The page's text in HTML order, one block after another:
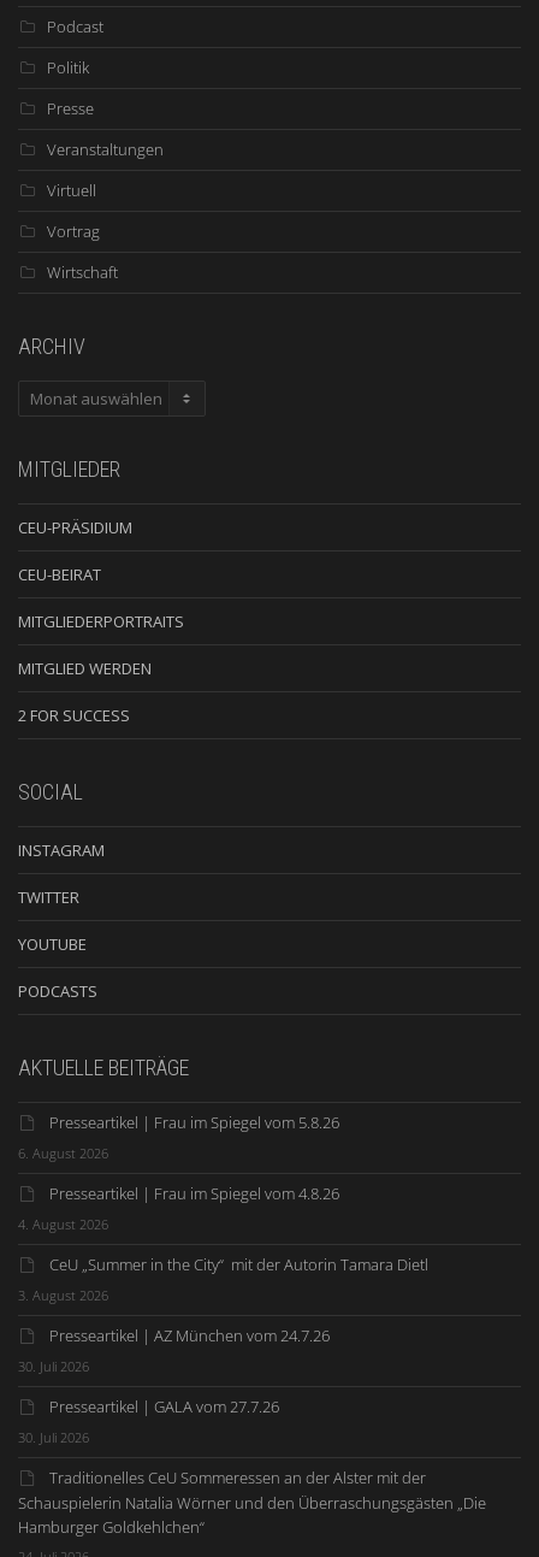
Podcast
Politik
Presse
Veranstaltungen
Virtuell
Vortrag
Wirtschaft
ARCHIV
ARCHIV
MITGLIEDER
CEU-PRÄSIDIUM
CEU-BEIRAT
MITGLIEDERPORTRAITS
MITGLIED WERDEN
2 FOR SUCCESS
SOCIAL
INSTAGRAM
TWITTER
YOUTUBE
PODCASTS
AKTUELLE BEITRÄGE
Presseartikel | Frau im Spiegel vom 5.8.26
6. August 2026
Presseartikel | Frau im Spiegel vom 4.8.26
4. August 2026
CeU „Summer in the City“ mit der Autorin Tamara Dietl
3. August 2026
Presseartikel | AZ München vom 24.7.26
30. Juli 2026
Presseartikel | GALA vom 27.7.26
30. Juli 2026
Traditionelles CeU Sommeressen an der Alster mit der
Schauspielerin Natalia Wörner und den Überraschungsgästen „Die
Hamburger Goldkehlchen“